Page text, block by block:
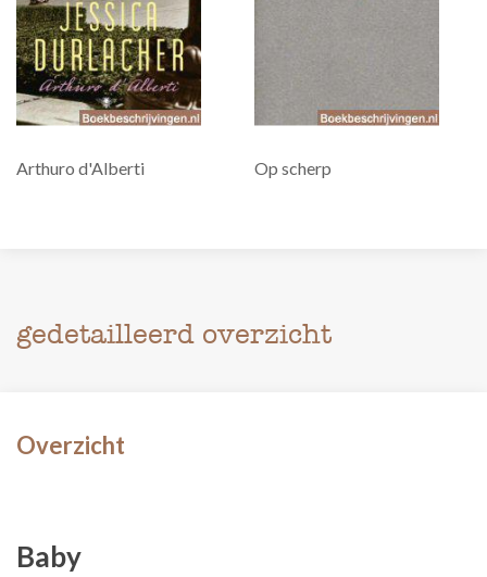
Arthuro d'Alberti Op scherp
gedetailleerd overzicht
Overzicht
Baby